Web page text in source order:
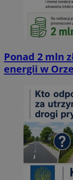
Ponad 2 mln
energii w